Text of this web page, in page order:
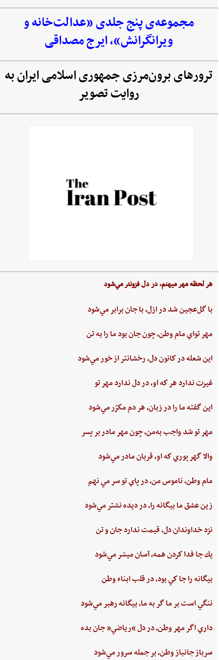
مجموعه‌‌ی پنج جلدی «عدالت‌خانه و
ویرانگرانش»، ایرج مصداقی
ترورهای برون‌مرزی جمهوری اسلامی ایران به
روایت تصویر
هر لحظه‌ مهر ميهنم،‌ در دل‌ فزونتر مي‌شود
با گل‌عجين‌ شد در ازل،‌ با جان‌ برابر مي‌شود
مهر تواي ‌مام ‌وطن،‌ چون‌ جان‌ بود ما را به‌ تن
اين ‌شعله ‌در كانون ‌دل، ‌رخشانتر از خور مي‌شود
غيرت‌ ندارد هر كه او، در دل‌ ندارد مهر تو
اين‌ گفته‌ ما را در زبان، هر دم‌ مكرّر مي‌شود
مهر تو شد واجب‌ به‌من،‌ چون‌ مهر مادر بر پسر
والا گهر پوري‌ كه او، قربان مادر مي‌شود
مام‌ وطن‌، ناموس‌ من‌، در پاي ‌تو سر مي نهم‌
زين‌ عشق‌ ما بيگانه را، در ديده ‌نشتر مي‌شود
نزد خداوندان دل،‌ قيمت‌ ندارد جان‌ و تن
يك جا فدا كردن‌ همه،‌ آسان ميسّر مي‌شود
بيگانه‌ را جا كي‌ بود، در قلب‌ ابناء وطن
ننگي ‌است ‌بر ما گر به ‌ما، بيگانه‌ رهبر مي‌شود
داري‌ اگر مهر وطن،‌ در دل‌ “رياضي”‌ جان ‌بده‌
سرباز جانباز وطن،‌ بر جمله سرور مي‌شود